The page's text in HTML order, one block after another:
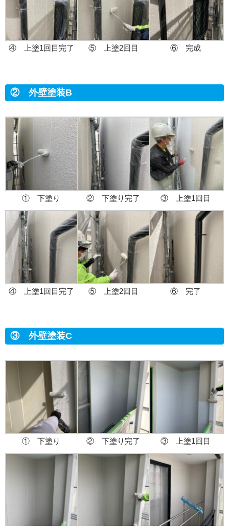
④ 上塗1回目完了 ⑤ 上塗2回目 ⑥ 完成
② 外壁塗装B
① 下塗り ② 下塗り完了 ③ 上塗1回目
④ 上塗1回目完了 ⑤ 上塗2回目 ⑥ 完了
③ 外壁塗装C
① 下塗り ② 下塗り完了 ③ 上塗1回目